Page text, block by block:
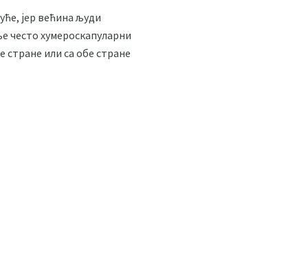
јер већина људи
често хумероскапуларни
или са обе стране